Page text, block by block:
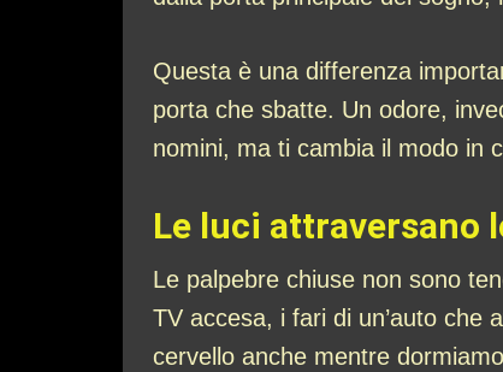
Questa è una differenza
porta che sbatte. Un odore,
nomini, ma ti cambia il modo in
Le luci attraversano
Le palpebre chiuse non sono
TV accesa, i fari di un’auto che
cervello anche mentre